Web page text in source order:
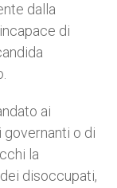
dalla
di
ai
governanti o di
la
disoccupati,